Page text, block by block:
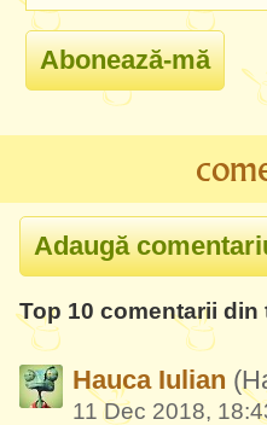
Top 10 comentarii din
Hauca Iulian
11 Dec 2018,